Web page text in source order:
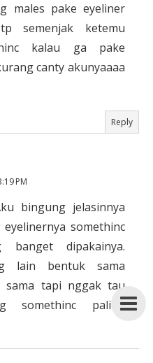
males pake eyeliner
semenjak ketemu
kalau ga pake
canty akunyaaaa
Reply
PM
bingung jelasinnya
somethinc
banget dipakainya.
lain bentuk sama
sama tapi nggak tau
somethinc paling